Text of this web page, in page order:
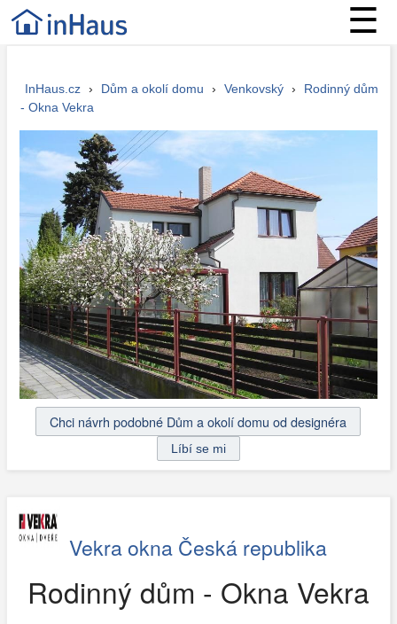
☰
InHaus.cz › Dům a okolí domu › Venkovský ›
Rodinný dům
- Okna Vekra
Chci návrh podobné Dům a okolí domu od designéra
Vekra okna Česká republika
Rodinný dům - Okna Vekra